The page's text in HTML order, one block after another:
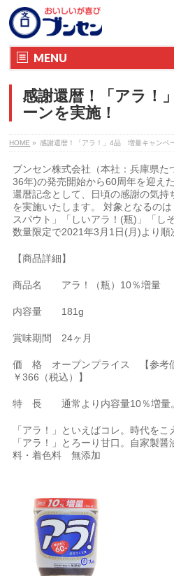
MENU
感謝還暦！「アラ！
ーンを実施！
HOME » 感謝還暦！「アラ！」4品 増量キャンペ
ブンセン株式会社（本社：兵庫県
36年)の発売開始から60周年を迎え
還暦記念として、日頃の感謝の気持
を実施いたします。 対象となるの
スパウト」「しいアラ！(瓶)」「し
数量限定で2021年3月1日(月)より順
【商品詳細】
商品名 アラ！（瓶）10％増量
内容量 181g
賞味期間 24ヶ月
価 格 オープンプライス 【参考
￥366（税込）】
特 長 通常より内容量10％増量
「アラ！」といえばコレ。時代を
「アラ！」とろーり甘口。自家製
料・着色料 無添加